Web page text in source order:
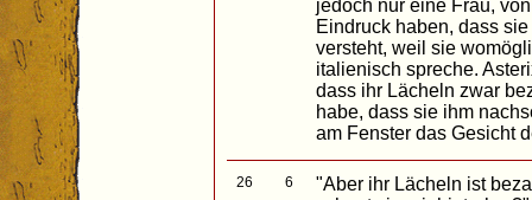
jedoch nur eine Frau,
Eindruck haben, dass
versteht, weil sie
italienisch spreche.
dass ihr Lächeln zwar
habe, dass sie ihm
am Fenster das Gesicht
26 6
"Aber ihr Lächeln ist